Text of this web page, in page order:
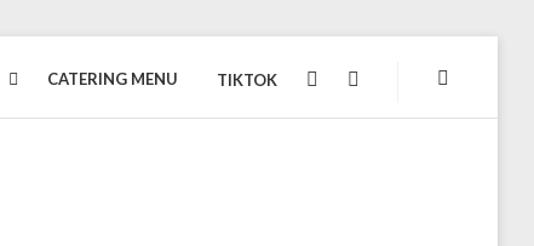
CATERING MENU TIKTOK FACEBOOK